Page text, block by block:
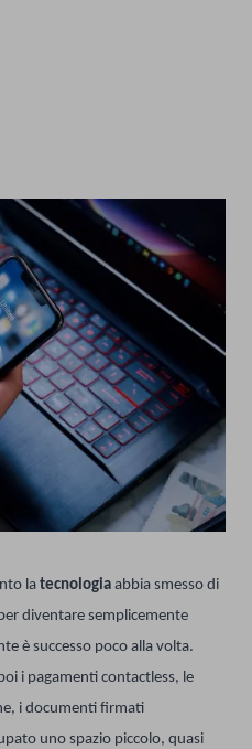
la tecnologia abbia smesso di
diventare semplicemente
è successo poco alla volta.
i pagamenti contactless, le
i documenti firmati
uno spazio piccolo, quasi